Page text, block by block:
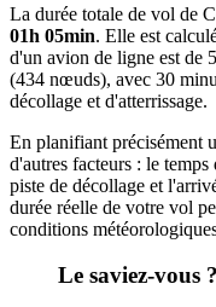
La durée totale de vol de
01h 05min. Elle est
d'un avion de ligne est de
(434 nœuds), avec 30
décollage et d'atterrissage.
En planifiant précisément
d'autres facteurs : le
piste de décollage et
durée réelle de votre vol
conditions
Le saviez-vous ?